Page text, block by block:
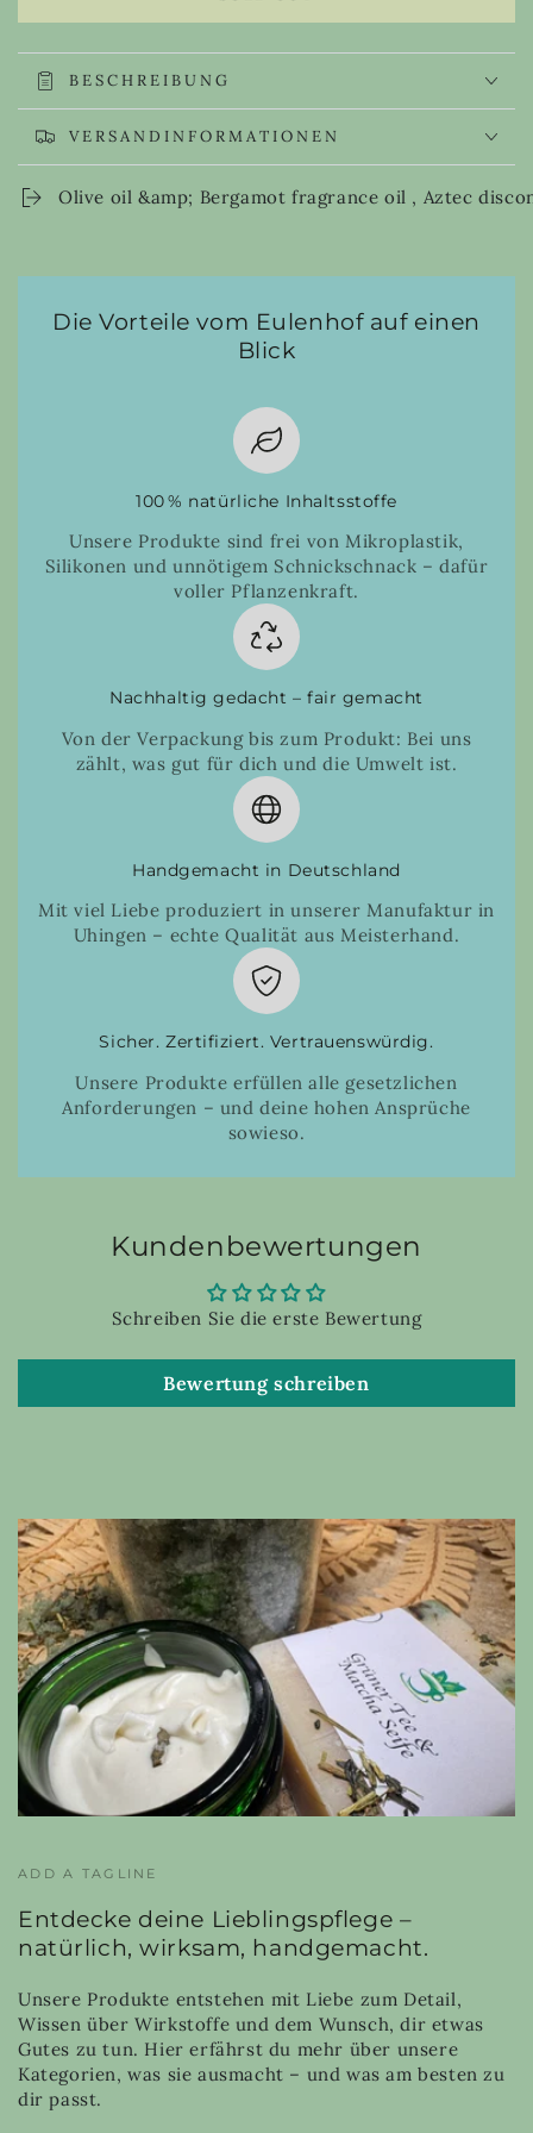
oil
&amp;
Bergamot
fragrance
Aztec
oil
&amp;
Bergamot
fragrance
Aztec
BESCHREIBUNG
VERSANDINFORMATIONEN
Olive oil &amp; Bergamot fragrance oil , Aztec
Die Vorteile vom Eulenhof auf einen
Blick
100 % natürliche Inhaltsstoffe
Unsere Produkte sind frei von Mikroplastik,
Silikonen und unnötigem Schnickschnack – dafür
voller Pflanzenkraft.
Nachhaltig gedacht – fair gemacht
Von der Verpackung bis zum Produkt: Bei uns
zählt, was gut für dich und die Umwelt ist.
Handgemacht in Deutschland
Mit viel Liebe produziert in unserer Manufaktur in
Uhingen – echte Qualität aus Meisterhand.
Sicher. Zertifiziert. Vertrauenswürdig.
Unsere Produkte erfüllen alle gesetzlichen
Anforderungen – und deine hohen Ansprüche
sowieso.
Kundenbewertungen
Schreiben Sie die erste Bewertung
Bewertung schreiben
ADD A TAGLINE
Entdecke deine Lieblingspflege –
natürlich, wirksam, handgemacht.
Unsere Produkte entstehen mit Liebe zum Detail,
Wissen über Wirkstoffe und dem Wunsch, dir etwas
Gutes zu tun. Hier erfährst du mehr über unsere
Kategorien, was sie ausmacht – und was am besten zu
dir passt.